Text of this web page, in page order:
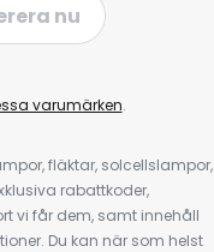
nu
varumärken.
fläktar, solcellslampor,
rabattkoder,
vi får dem, samt innehåll
Du kan när som helst